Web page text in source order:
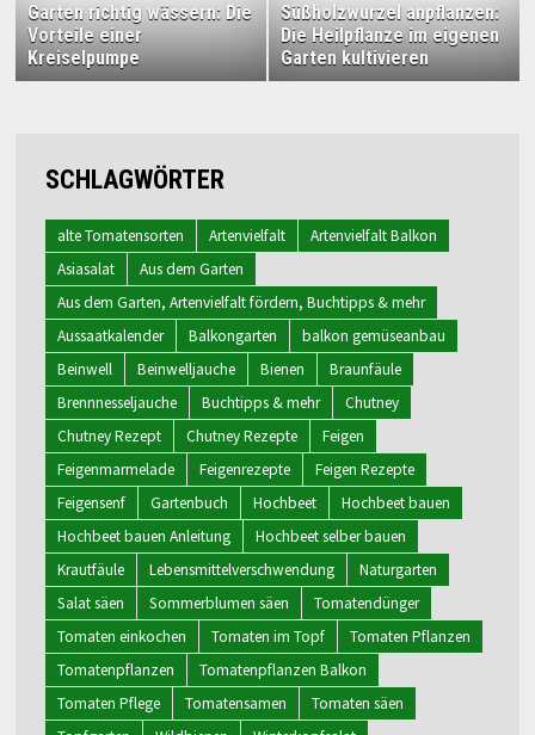
Garten richtig wässern: Die
Vorteile einer
Kreiselpumpe
Süßholzwurzel anpflanzen:
Die Heilpflanze im eigenen
Garten kultivieren
SCHLAGWÖRTER
alte Tomatensorten Artenvielfalt
Artenvielfalt Balkon
Asiasalat
Aus dem Garten
Aus dem Garten, Artenvielfalt fördern, Buchtipps & mehr
Aussaatkalender
Balkongarten
balkon gemüseanbau
Beinwell
Beinwelljauche Bienen
Braunfäule
Brennnesseljauche
Buchtipps & mehr
Chutney
Chutney Rezept
Chutney Rezepte
Feigen
Feigenmarmelade
Feigenrezepte
Feigen Rezepte
Feigensenf
Gartenbuch Hochbeet
Hochbeet bauen
Hochbeet bauen Anleitung
Hochbeet selber bauen
Krautfäule
Lebensmittelverschwendung
Naturgarten
Salat säen
Sommerblumen säen
Tomatendünger
Tomaten einkochen
Tomaten im Topf
Tomaten Pflanzen
Tomatenpflanzen
Tomatenpflanzen Balkon
Tomaten Pflege
Tomatensamen
Tomaten säen